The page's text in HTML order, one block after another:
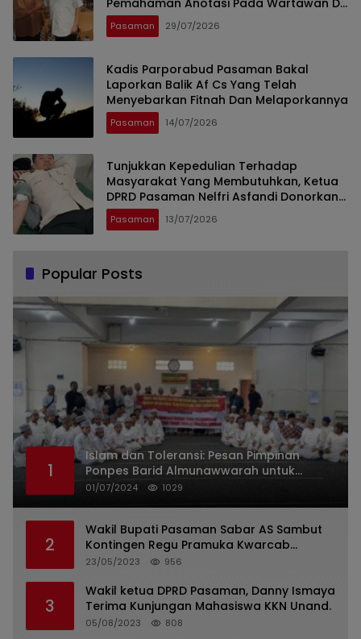
Pasaman
Pasaman 29/07/2026
Kadis Parporabud Pasaman Bakal
Laporkan Balik Af Cs Yang Telah
Menyebarkan Fitnah Dan Melaporkannya
Pasaman 14/07/2026
Tunjukkan Kepedulian Terhadap
Masyarakat Yang Membutuhkan, Ketua
DPRD Pasaman Nelfri Asfandi Donorkan
Darahnya
Pasaman 13/07/2026
Popular Posts
1
Islam dan Toleransi: Pesan Pimpinan
Ponpes Barid Almunawwarah untuk
Indonesia
01/07/2024 1029
2
Wakil Bupati Pasaman Sabar AS Sambut
Kontingen Regu Pramuka Kwarcab
Pasaman
23/05/2023 956
3
Wakil ketua DPRD Pasaman, Danny Ismaya
Terima Kunjungan Mahasiswa KKN Unand.
05/08/2023 808